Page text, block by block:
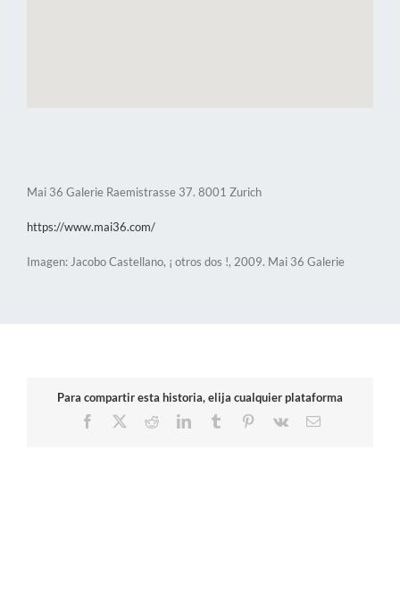
Mai 36 Galerie Raemistrasse 37. 8001 Zurich
https://www.mai36.com/
Imagen: Jacobo Castellano, ¡ otros dos !, 2009. Mai 36 Galerie
Para compartir esta historia, elija cualquier plataforma
Facebook
RedditLinkedInTumblr Pinterest
Vk
Correo